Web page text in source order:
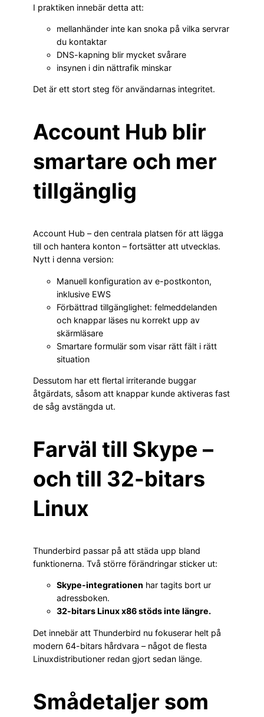
I praktiken innebär detta att:
mellanhänder inte kan snoka på vilka servrar
du kontaktar
DNS-kapning blir mycket svårare
insynen i din nättrafik minskar
Det är ett stort steg för användarnas integritet.
Account Hub blir
smartare och mer
tillgänglig
Account Hub – den centrala platsen för att lägga
till och hantera konton – fortsätter att utvecklas.
Nytt i denna version:
Manuell konfiguration av e-postkonton,
inklusive EWS
Förbättrad tillgänglighet: felmeddelanden
och knappar läses nu korrekt upp av
skärmläsare
Smartare formulär som visar rätt fält i rätt
situation
Dessutom har ett flertal irriterande buggar
åtgärdats, såsom att knappar kunde aktiveras fast
de såg avstängda ut.
Farväl till Skype –
och till 32-bitars
Linux
Thunderbird passar på att städa upp bland
funktionerna. Två större förändringar sticker ut:
Skype-integrationen har tagits bort ur
adressboken.
32-bitars Linux x86 stöds inte längre.
Det innebär att Thunderbird nu fokuserar helt på
modern 64-bitars hårdvara – något de flesta
Linuxdistributioner redan gjort sedan länge.
Smådetaljer som